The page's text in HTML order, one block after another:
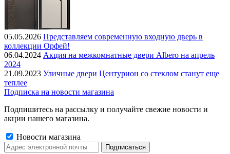
05.05.2026 Представляем современную входную дверь в
коллекции Орфей!
06.04.2024 Акция на межкомнатные двери Albero на апрель
2024
21.09.2023 Уличные двери Центурион со стеклом станут еще
теплее
Подписка на новости магазина
Подпишитесь на рассылку и получайте свежие новости и
акции нашего магазина.
Новости магазина